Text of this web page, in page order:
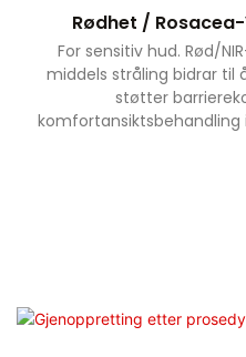
Rødhet /
For sensitiv hud. Rød/
middels stråling bidrar til
støtter